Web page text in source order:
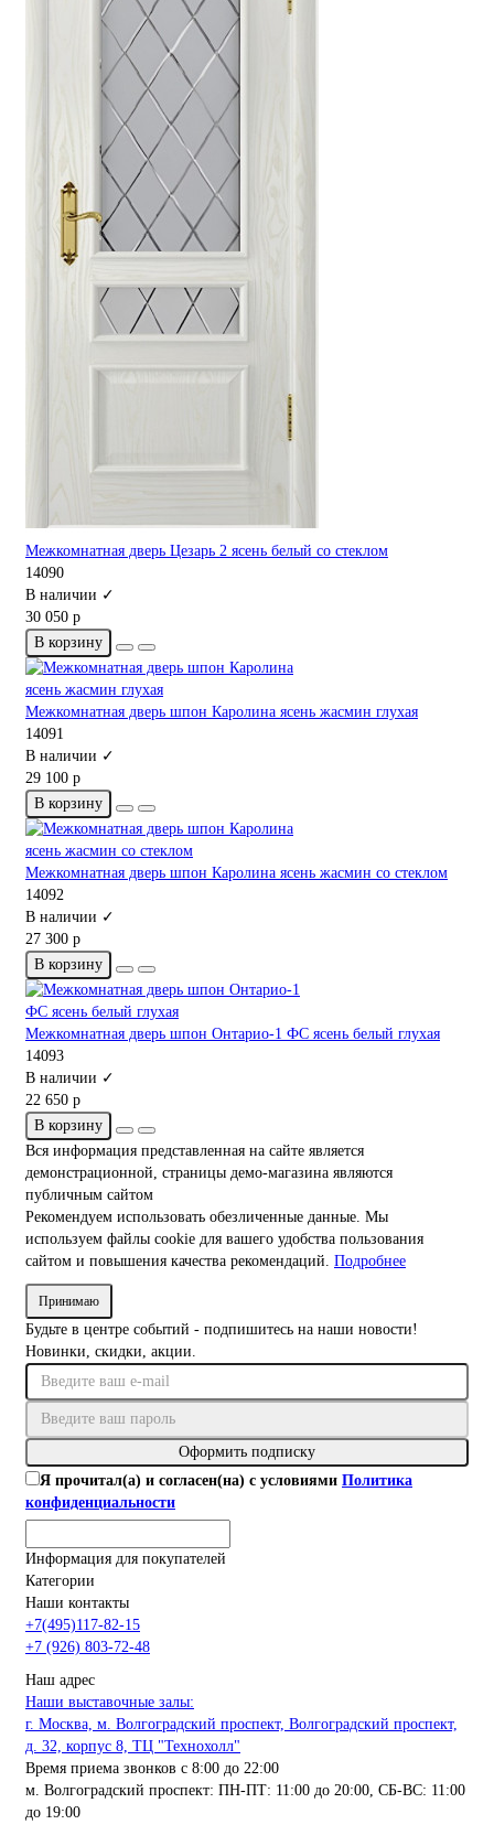
Межкомнатная дверь Цезарь 2 ясень белый со стеклом
14090
В наличии ✓
30 050 р
В корзину
Межкомнатная дверь шпон Каролина ясень жасмин глухая
14091
В наличии ✓
29 100 р
В корзину
Межкомнатная дверь шпон Каролина ясень жасмин со стеклом
14092
В наличии ✓
27 300 р
В корзину
Межкомнатная дверь шпон Онтарио-1 ФС ясень белый глухая
14093
В наличии ✓
22 650 р
В корзину
Вся информация представленная на сайте является
демонстрационной, страницы демо-магазина являются
публичным сайтом
Рекомендуем использовать обезличенные данные. Мы
используем файлы cookie для вашего удобства пользования
сайтом и повышения качества рекомендаций. Подробнее
Принимаю
Будьте в центре событий - подпишитесь на наши новости!
Новинки, скидки, акции.
Оформить подписку
Я прочитал(а) и согласен(на) с условиями Политика
конфиденциальности
Информация для покупателей
Категории
Наши контакты
+7(495)117-82-15
+7 (926) 803-72-48
Наш адрес
Наши выставочные залы:
г. Москва, м. Волгоградский проспект, Волгоградский проспект,
д. 32, корпус 8, ТЦ "Технохолл"
Время приема звонков с 8:00 до 22:00
м. Волгоградский проспект: ПН-ПТ: 11:00 до 20:00, СБ-ВС: 11:00
до 19:00